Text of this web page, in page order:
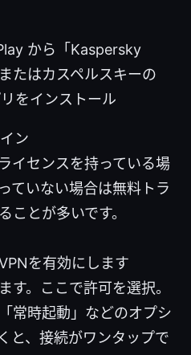
から「Kaspersky
たはカスペルスキーの
をインストール
ン
イセンスを持っている場
ていない場合は無料トラ
ことが多いです。
を有効にします
す。ここで許可を選択。
常時起動」などのオプシ
と、接続がワンタップで